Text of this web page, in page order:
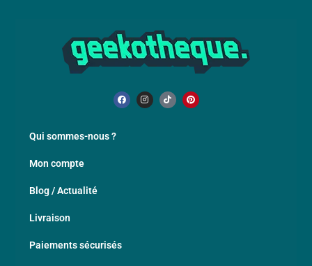
Qui sommes-nous ?
Mon compte
Blog / Actualité
Livraison
Paiements sécurisés